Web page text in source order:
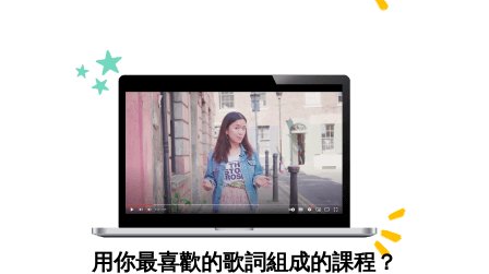
用你最喜歡的歌詞組成的課程？